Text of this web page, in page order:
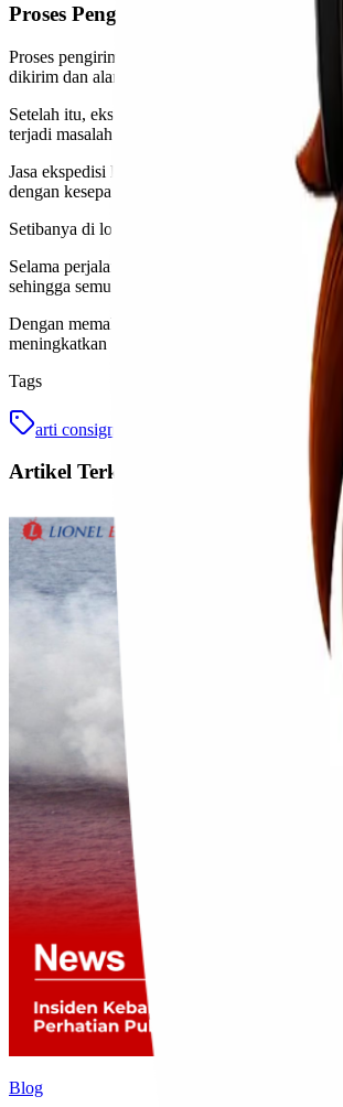
Proses Pengiriman Barang
Proses pengiriman barang melibatkan
dikirim dan alamat tujuan harus jelas.
Setelah itu, eksporter atau pengirim akan
terjadi masalah di kemudian hari.
Jasa ekspedisi kemudian melakukan
dengan kesepakatan.
Setibanya di lokasi consignee, petugas
Selama perjalanan, tracking sistem digunakan
sehingga semua pihak merasa puas terhadap
Dengan memahami bagaimana sistem
meningkatkan efisiensi operasional tetapi juga
Tags
arti consignee
Artikel Terkait
Blog